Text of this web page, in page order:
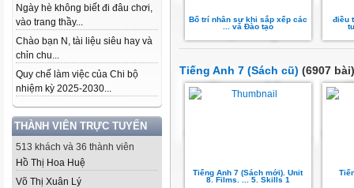
Ngày hè không biết đi đâu chơi,
vào trang thầy...
Chào bạn N, tài liệu siêu hay và
chỉn chu...
Quy chế làm việc của Chi bộ
nhiệm kỳ 2025-2030...
THÀNH VIÊN TRỰC TUYẾN
513 khách và 36 thành viên
Hồ Thị Hoa Huệ
Võ Thị Xuân Lý
Bố trí nhân sự khi sắp xếp các
... và Đào tạo
điều
Tiếng Anh 7 (Sách cũ) (6907 bài)
Tiếng Anh 7 (Sách mới). Unit
8. Films. ... 5. Skills 1